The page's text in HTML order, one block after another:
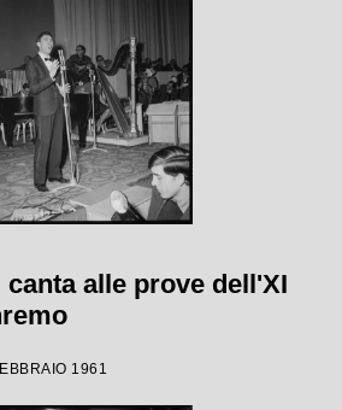
alle prove dell'XI
1961